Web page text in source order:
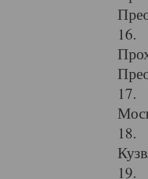
16.
17.
18.
19.